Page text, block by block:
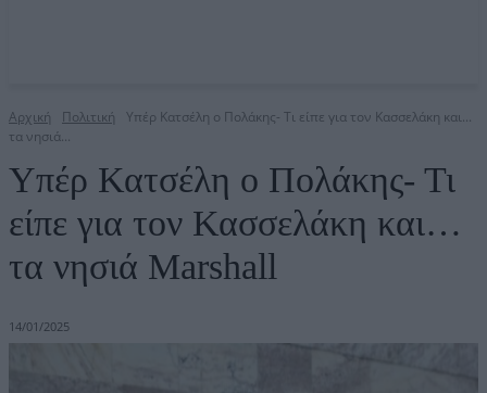
Αρχική Πολιτική
Υπέρ Κατσέλη ο Πολάκης- Τι είπε για τον Κασσελάκη και...
τα νησιά...
Υπέρ Κατσέλη ο Πολάκης- Τι
είπε για τον Κασσελάκη και…
τα νησιά Marshall
14/01/2025